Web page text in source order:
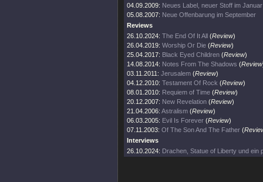
04.09.2009: Neues Label, neuer Stoff im Januar
05.08.2007: Neue Offenbarung im September
Reviews
26.10.2024: The End Of It All (Review)
26.04.2019: Worship Or Die (Review)
25.04.2017: Black Eyed Children (Review)
14.08.2014: Notes From The Shadows (Review
03.11.2011: Jerusalem (Review)
04.12.2010: Testament Of Rock (Review)
08.01.2010: Requiem of Time (Review)
20.12.2007: New Revelation (Review)
21.04.2006: Astralism (Review)
06.03.2005: Evil Is Forever (Review)
07.11.2003: Of The Son And The Father (
Interviews
26.10.2024: Drachen, Statue of Liberty und ein